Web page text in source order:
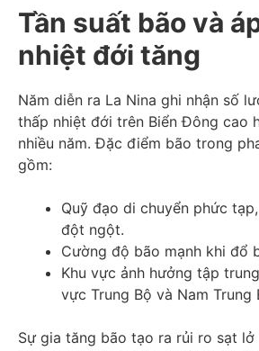
Tần suất bão và
nhiệt đới tăng
Năm diễn ra La Nina ghi nhận số
thấp nhiệt đới trên Biển Đông cao
nhiều năm. Đặc điểm bão trong
gồm:
Quỹ đạo di chuyển phức
đột ngột.
Cường độ bão mạnh khi đổ
Khu vực ảnh hưởng tập
vực Trung Bộ và Nam Trung
Sự gia tăng bão tạo ra rủi ro sạt